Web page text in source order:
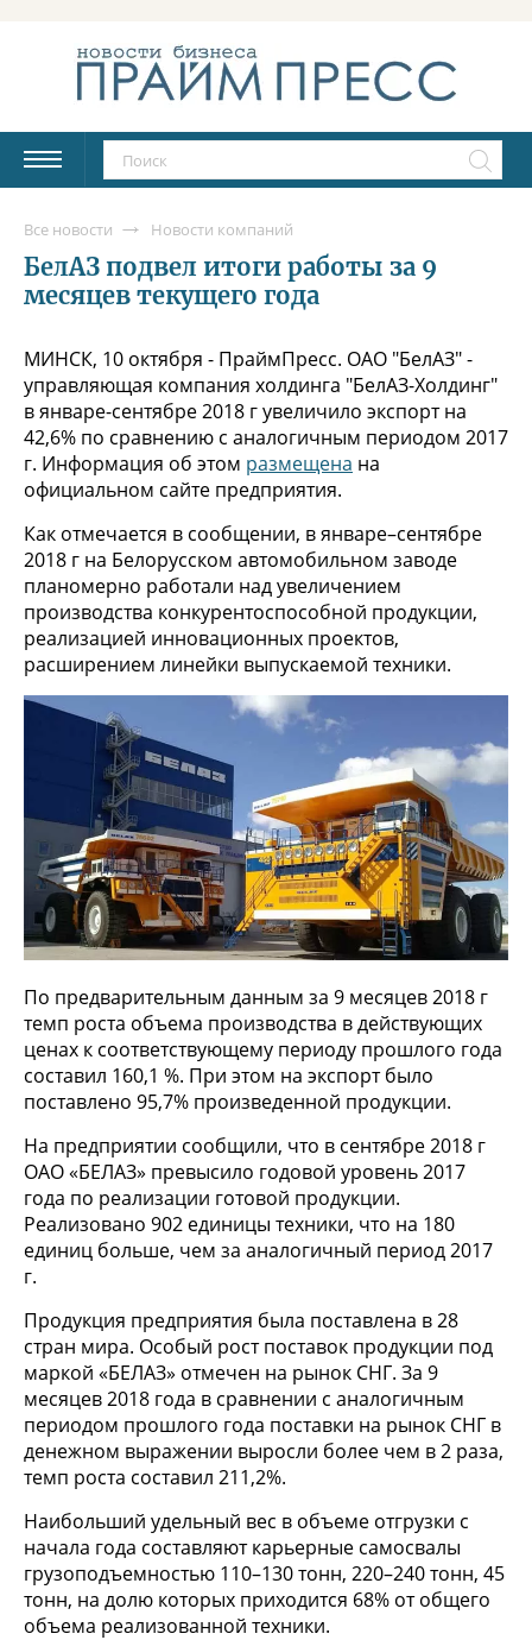
Все новости Новости компаний
БелАЗ подвел итоги работы за 9
месяцев текущего года
МИНСК, 10 октября - ПраймПресс. ОАО "БелАЗ" -
управляющая компания холдинга "БелАЗ-Холдинг"
в январе-сентябре 2018 г увеличило экспорт на
42,6% по сравнению с аналогичным периодом 2017
г. Информация об этом размещена на
официальном сайте предприятия.
Как отмечается в сообщении, в январе–сентябре
2018 г на Белорусском автомобильном заводе
планомерно работали над увеличением
производства конкурентоспособной продукции,
реализацией инновационных проектов,
расширением линейки выпускаемой техники.
По предварительным данным за 9 месяцев 2018 г
темп роста объема производства в действующих
ценах к соответствующему периоду прошлого года
составил 160,1 %. При этом на экспорт было
поставлено 95,7% произведенной продукции.
На предприятии сообщили, что в сентябре 2018 г
ОАО «БЕЛАЗ» превысило годовой уровень 2017
года по реализации готовой продукции.
Реализовано 902 единицы техники, что на 180
единиц больше, чем за аналогичный период 2017
г.
Продукция предприятия была поставлена в 28
стран мира. Особый рост поставок продукции под
маркой «БЕЛАЗ» отмечен на рынок СНГ. За 9
месяцев 2018 года в сравнении с аналогичным
периодом прошлого года поставки на рынок СНГ в
денежном выражении выросли более чем в 2 раза,
темп роста составил 211,2%.
Наибольший удельный вес в объеме отгрузки с
начала года составляют карьерные самосвалы
грузоподъемностью 110–130 тонн, 220–240 тонн, 45
тонн, на долю которых приходится 68% от общего
объема реализованной техники.